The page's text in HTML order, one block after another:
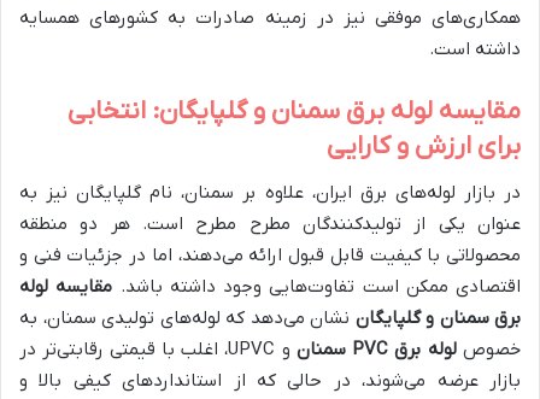
همکاری‌های موفقی نیز در زمینه صادرات به کشورهای همسایه
داشته است.
مقایسه لوله برق سمنان و گلپایگان: انتخابی
برای ارزش و کارایی
در بازار لوله‌های برق ایران، علاوه بر سمنان، نام گلپایگان نیز به
عنوان یکی از تولیدکنندگان مطرح مطرح است. هر دو منطقه
محصولاتی با کیفیت قابل قبول ارائه می‌دهند، اما در جزئیات فنی و
اقتصادی ممکن است تفاوت‌هایی وجود داشته باشد. مقایسه لوله
برق سمنان و گلپایگان نشان می‌دهد که لوله‌های تولیدی سمنان، به
خصوصلوله برق PVC سمنان
و UPVC، اغلب با قیمتی رقابتی‌تر در
بازار عرضه می‌شوند، در حالی که از استانداردهای کیفی بالا و